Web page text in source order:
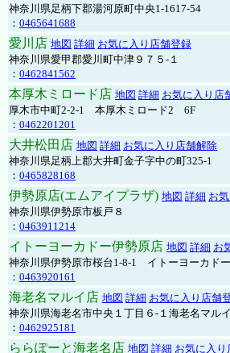
神奈川県足柄下郡湯河原町中央1-1617-54
： 0465641688
愛川店 地図 詳細 お気に入り店舗登録
神奈川県愛甲郡愛川町中津９７５-１
： 0462841562
本厚木ミロード店 地図 詳細 お気に入り店
厚木市中町2-2-1 本厚木ミロード2 6F
： 0462201201
大井松田店 地図 詳細 お気に入り店舗解除
神奈川県足柄上郡大井町金子字中の町325-1
： 0465828168
伊勢原店(エムアイプラザ) 地図 詳細 お
神奈川県伊勢原市板戸８
： 0463911214
イトーヨーカドー伊勢原店 地図 詳細 お
神奈川県伊勢原市桜台1-8-1 イトーヨーカド
： 0463920161
海老名マルイ店 地図 詳細 お気に入り店舗
神奈川県海老名市中央１丁目６-１海老名マル
： 0462925181
ららぽーと海老名店 地図 詳細 お気に入り